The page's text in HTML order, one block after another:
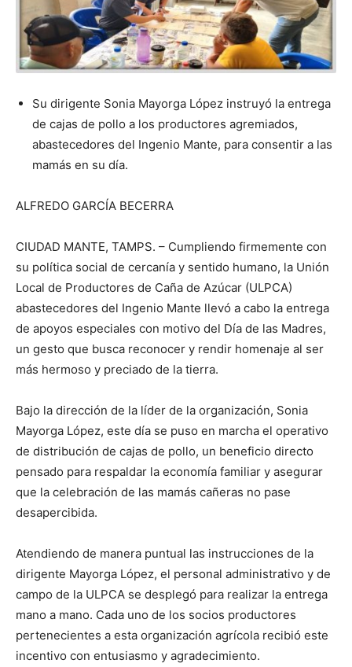
Su dirigente Sonia Mayorga López instruyó la entrega
de cajas de pollo a los productores agremiados,
abastecedores del Ingenio Mante, para consentir a las
mamás en su día.
ALFREDO GARCÍA BECERRA
CIUDAD MANTE, TAMPS. – Cumpliendo firmemente con
su política social de cercanía y sentido humano, la Unión
Local de Productores de Caña de Azúcar (ULPCA)
abastecedores del Ingenio Mante llevó a cabo la entrega
de apoyos especiales con motivo del Día de las Madres,
un gesto que busca reconocer y rendir homenaje al ser
más hermoso y preciado de la tierra.
Bajo la dirección de la líder de la organización, Sonia
Mayorga López, este día se puso en marcha el operativo
de distribución de cajas de pollo, un beneficio directo
pensado para respaldar la economía familiar y asegurar
que la celebración de las mamás cañeras no pase
desapercibida.
Atendiendo de manera puntual las instrucciones de la
dirigente Mayorga López, el personal administrativo y de
campo de la ULPCA se desplegó para realizar la entrega
mano a mano. Cada uno de los socios productores
pertenecientes a esta organización agrícola recibió este
incentivo con entusiasmo y agradecimiento.